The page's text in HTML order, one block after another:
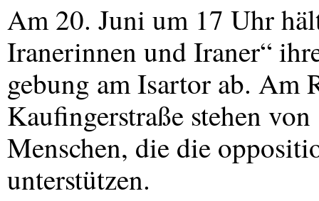
Am 20. Juni um 17 Uhr
Iranerinnen und Iraner“
gebung am Isartor ab. Am
Kaufingerstraße stehen
Menschen, die die
unterstützen.